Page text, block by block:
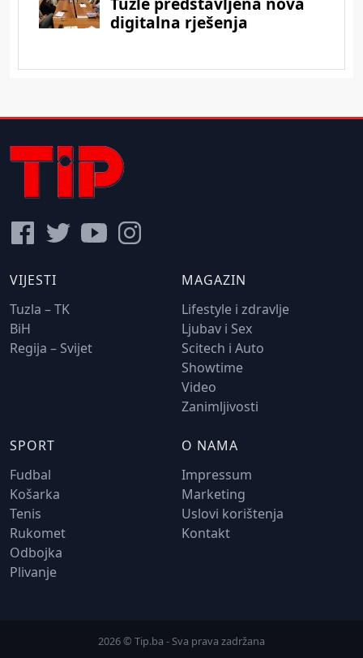
VIJESTI
Tuzla – TK
BiH
Regija – Svijet
MAGAZIN
Lifestyle i zdravlje
Ljubav i Sex
Scitech i Auto
Showtime
Video
Zanimljivosti
SPORT
Fudbal
Košarka
Tenis
Rukomet
Odbojka
Plivanje
O NAMA
Impressum
Marketing
Uslovi korištenja
Kontakt
2026 © Tip.ba - Sva prava zadržana